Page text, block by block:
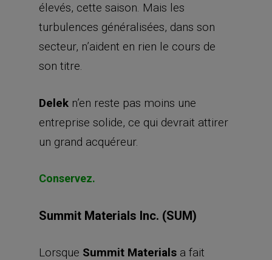
élevés, cette saison. Mais les
turbulences généralisées, dans son
secteur, n’aident en rien le cours de
son titre.
Delek n’en reste pas moins une
entreprise solide, ce qui devrait attirer
un grand acquéreur.
Conservez.
Summit Materials Inc. (SUM)
Lorsque Summit Materials a fait